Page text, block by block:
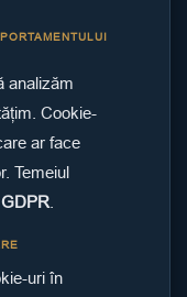
analizăm
Cookie-
ar face
Temeiul
uri în